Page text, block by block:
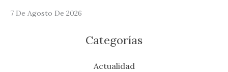
7 De Agosto De 2026
Categorías
Actualidad